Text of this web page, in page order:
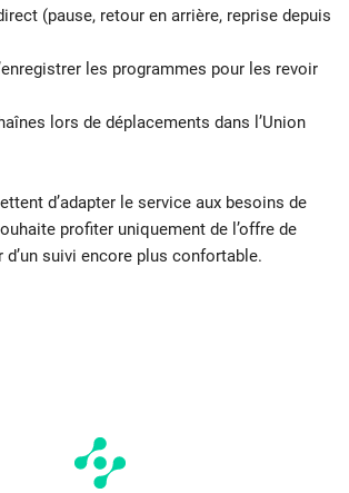
(pause, retour en arrière, reprise depuis
les programmes pour les revoir
lors de déplacements dans l’Union
d’adapter le service aux besoins de
profiter uniquement de l’offre de
d’un suivi encore plus confortable.